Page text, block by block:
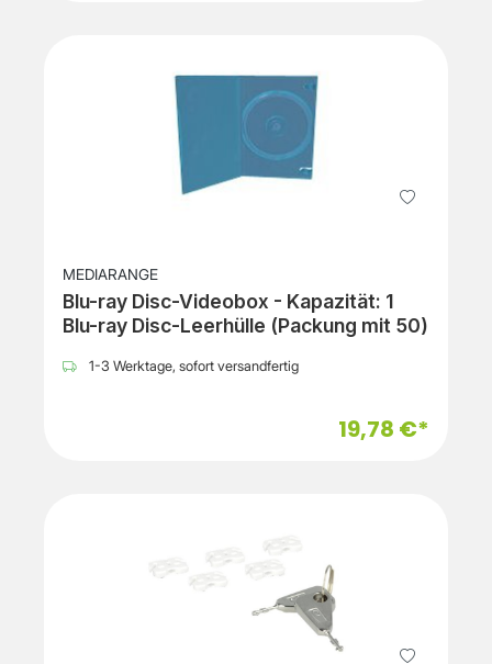
MEDIARANGE
Blu-ray Disc-Videobox - Kapazität: 1
Blu-ray Disc-Leerhülle (Packung mit 50)
1-3 Werktage, sofort versandfertig
19,78 €*